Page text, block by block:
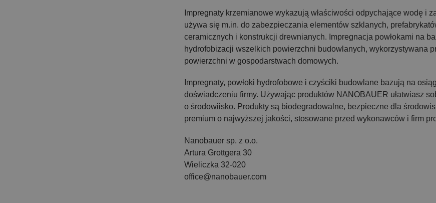
Impregnaty krzemianowe wykazują właściwości odpychające wodę i
używa się m.in. do zabezpieczania elementów szklanych,
ceramicznych i konstrukcji drewnianych. Impregnacja powłokami na
hydrofobizacji wszelkich powierzchni budowlanych, wykorzystywana
powierzchni w gospodarstwach domowych.
Impregnaty, powłoki hydrofobowe i czyściki budowlane bazują na
doświadczeniu firmy. Używając produktów NANOBAUER ułatwiasz
o środowiisko. Produkty są biodegradowalne, bezpieczne dla
premium o najwyższej jakości, stosowane przed wykonawców i firm
Nanobauer sp. z o.o.
Artura Grottgera 30
Wieliczka 32-020
office@nanobauer.com